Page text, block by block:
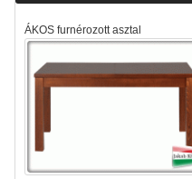
ÁKOS furnérozott asztal